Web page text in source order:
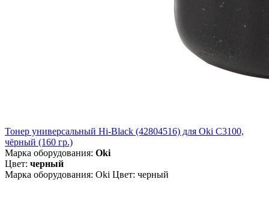
Тонер универсальный Hi-Black (42804516) для Oki С3100,
чёрный (160 гр.)
Марка оборудования: Oki
Цвет: черный
Марка оборудования: Oki Цвет: черный